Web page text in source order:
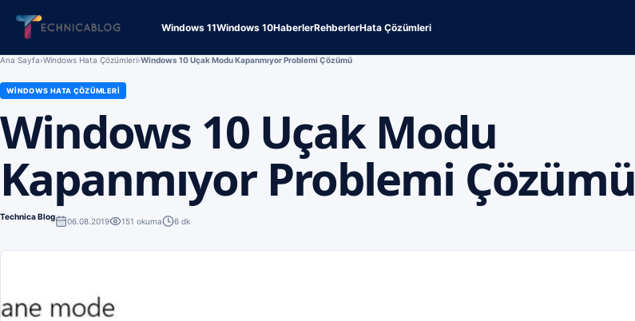
Windows 11Windows 10HaberlerRehberlerHata Çözümleri
Ana Sayfa›Windows Hata Çözümleri›Windows 10 Uçak Modu Kapanmıyor Problemi Çözümü
WINDOWS HATA ÇÖZÜMLERI
Windows 10 Uçak Modu
Kapanmıyor Problemi Çözümü
Technica Blog 06.08.2019 151 okuma 6 dk